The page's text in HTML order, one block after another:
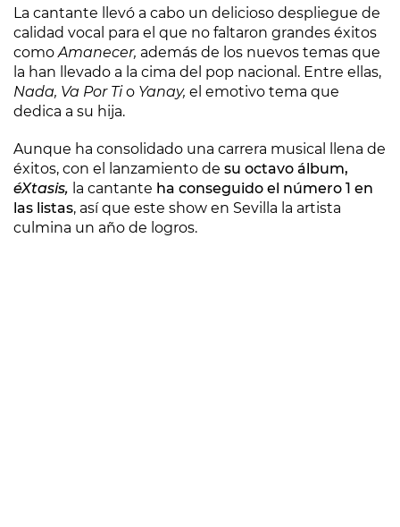
La cantante llevó a cabo un delicioso despliegue de
calidad vocal para el que no faltaron grandes éxitos
comoAmanecer, además de los nuevos temas que
la han llevado a la cima del pop nacional. Entre ellas,
Nada, Va Por Tio Yanay, el emotivo tema que
dedica a su hija.
Aunque ha consolidado una carrera musical llena de
éxitos, con el lanzamiento de su octavo álbum,
éXtasis, la cantante ha conseguido el número 1 en
las listas, así que este show en Sevilla la artista
culmina un año de logros.